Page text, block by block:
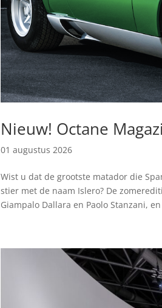
Nieuw! Octane
01 augustus 2026
Wist u dat de grootste matador die
stier met de naam Islero? De
Giampalo Dallara en Paolo Stanzani, en